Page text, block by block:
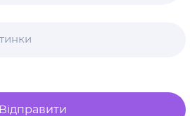
Відправити